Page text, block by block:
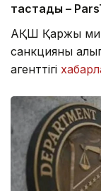
тастады –
АҚШ Қаржы
санкцияны
агенттігі